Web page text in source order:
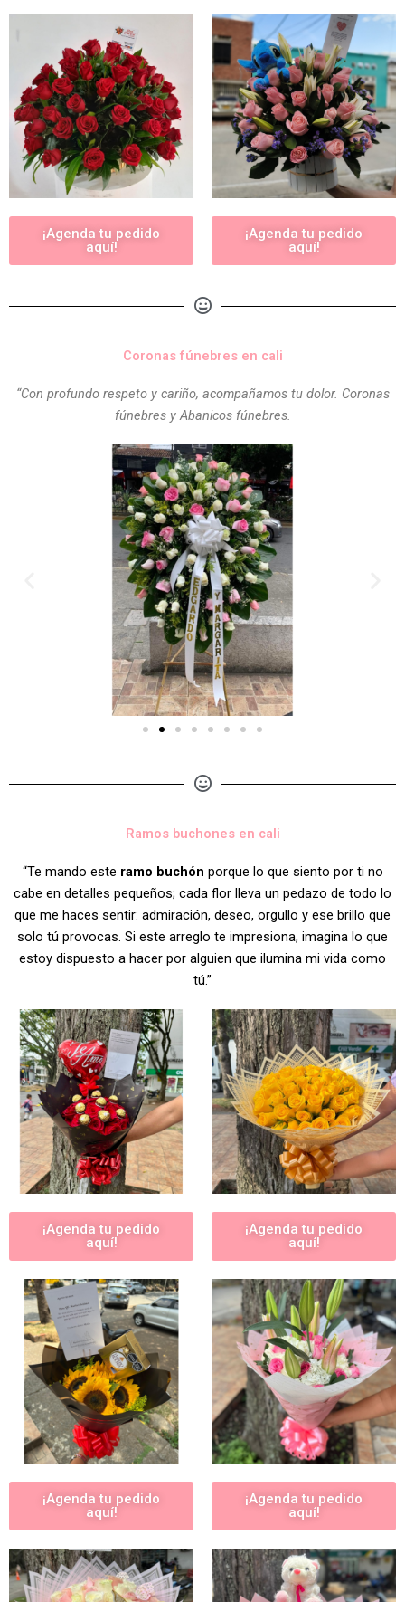
¡Agenda tu pedido
aquí!
¡Agenda tu pedido
aquí!
Coronas fúnebres en cali
“Con profundo respeto y cariño, acompañamos tu dolor. Coronas
fúnebres y Abanicos fúnebres.
Ramos buchones en cali
“Te mando este ramo buchón porque lo que siento por ti no
cabe en detalles pequeños; cada flor lleva un pedazo de todo lo
que me haces sentir: admiración, deseo, orgullo y ese brillo que
solo tú provocas. Si este arreglo te impresiona, imagina lo que
estoy dispuesto a hacer por alguien que ilumina mi vida como
tú.”
¡Agenda tu pedido
aquí!
¡Agenda tu pedido
aquí!
¡Agenda tu pedido
aquí!
¡Agenda tu pedido
aquí!